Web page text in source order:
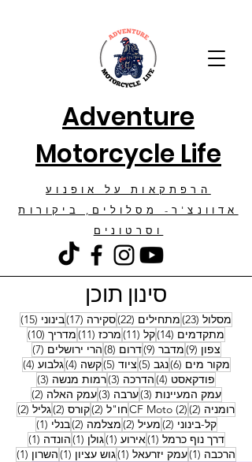
Adventure
Motorcycle Life
הרפתקאות על אופנוע
אדוונצ'ר- מסלולים, ביקורות
וסרטונים
סינון תוכן
מסלול (23) 23 פוסטים
מתחילים (22) 22 פוסטים
סקירה (17) 17 פוסטים
בינוני (15)
15 פוסטים
מתקדמים (14) 14 פוסטים
קל (11) 11 פוסטים
מרכז (11) 11 פוסטים
מדריך (10)
10 פוסטים
צפון (9) 9 פוסטיםמדבר (9) 9 פוסטיםדרום (8) 8 פוסטיםהרי ירושלים (7) 7 פוסטים
מקור מים (6) 6 פוסטיםנגב (5) 5 פוסטיםציוד (5) 5 פוסטיםקשה (4) 4 פוסטיםגלבוע (4) 4 פוסטים
פודקאסט (4) 4 פוסטיםהדרכה (3) 3 פוסטיםרמות מנשה (3) 3 פוסטים
עמק המעיינות (3) 3 פוסטיםערבה (3) 3 פוסטיםעמק האלה (2) 2 פוסטים
רומניה (2) 2 פוסטים CF Moto (2) 2 פוסטיםחו"ל (2) 2 פוסטיםקורס (2) 2 פוסטיםגליל (2) 2 פוסטים
קל-בינוני (2) 2 פוסטיםמעיל (2) 2 פוסטיםמצלמה (2) 2 פוסטיםבנלי (1) פוסט 1
דרך נוף כרמל (1) פוסט 1
אירוע (1) פוסט 1
גולן (1) פוסט 1
הונדה (1) פוסט 1
הרכבה (1) פוסט 1
עמק יזרעאל (1) פוסט 1
גוש עציון (1) פוסט 1
השרון (1)